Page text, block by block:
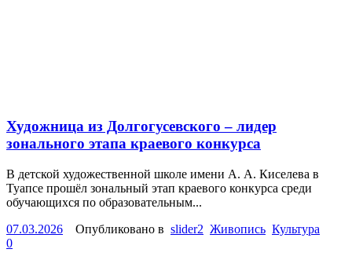
Художница из Долгогусевского – лидер
зонального этапа краевого конкурса
В детской художественной школе имени А. А. Киселева в
Туапсе прошёл зональный этап краевого конкурса среди
обучающихся по образовательным...
07.03.2026 Опубликовано в slider2 Живопись Культура
0